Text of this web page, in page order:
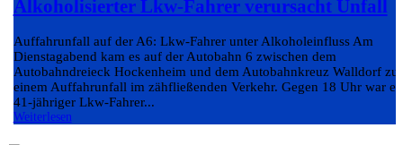
Alkoholisierter Lkw-Fahrer verursacht Unfall
Auffahrunfall auf der A6: Lkw-Fahrer unter Alkoholeinfluss Am
Dienstagabend kam es auf der Autobahn 6 zwischen dem
Autobahndreieck Hockenheim und dem Autobahnkreuz Walldorf zu
einem Auffahrunfall im zähfließenden Verkehr. Gegen 18 Uhr war
41-jähriger Lkw-Fahrer...
Weiterlesen